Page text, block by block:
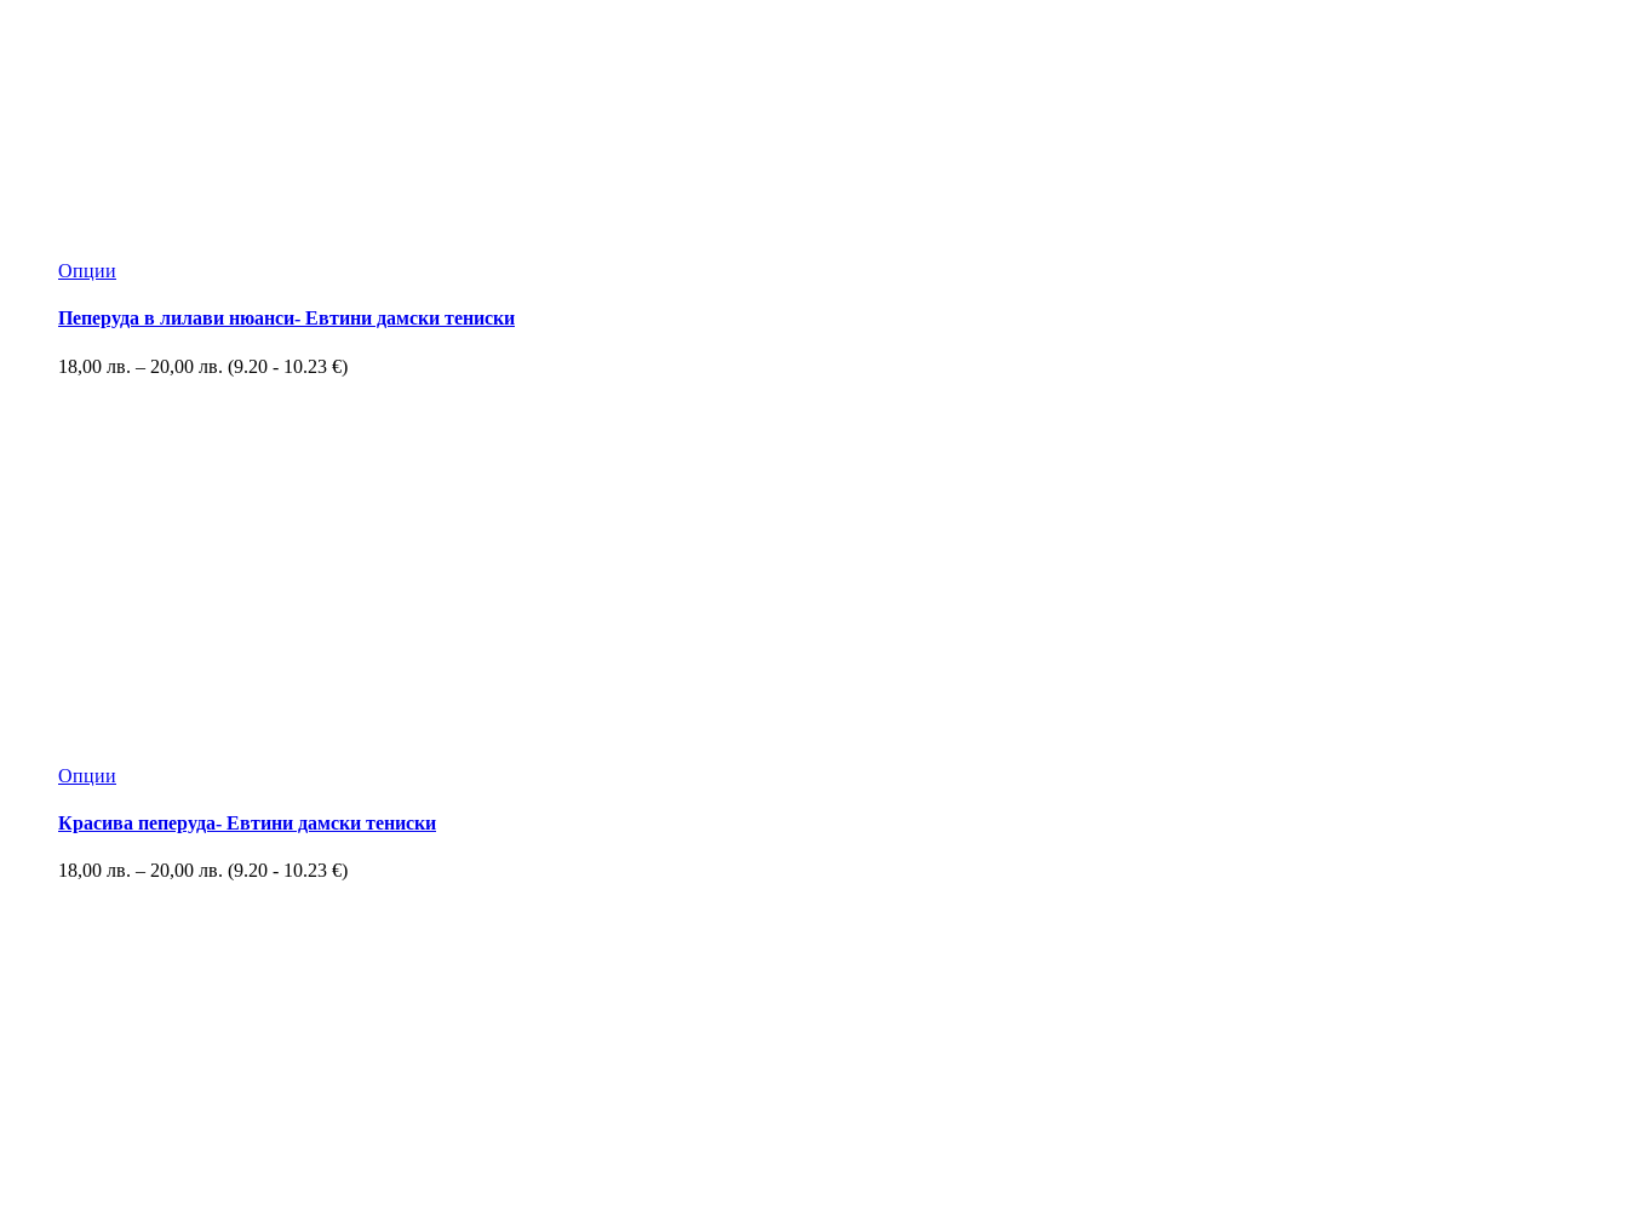
Опции
Пеперуда в лилави нюанси- Евтини дамски тениски
18,00 лв. – 20,00 лв. (9.20 - 10.23 €)
Опции
Красива пеперуда- Евтини дамски тениски
18,00 лв. – 20,00 лв. (9.20 - 10.23 €)